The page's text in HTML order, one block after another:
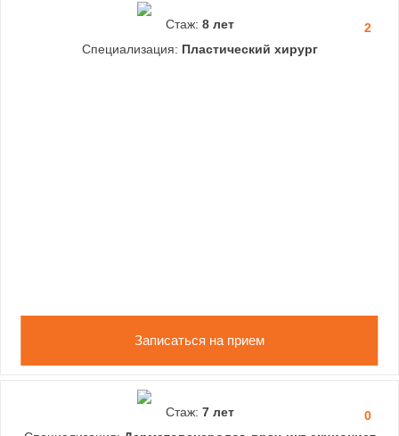
2
Стаж: 8 лет
Специализация: Пластический хирург
Записаться на прием
0
Стаж: 7 лет